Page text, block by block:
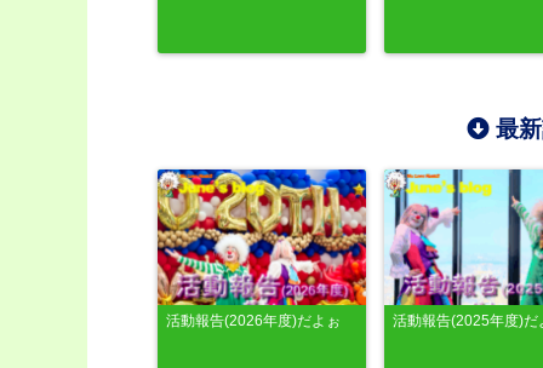
最
活動報告(2026年度)だよぉ 活動報告(2025年度)だ